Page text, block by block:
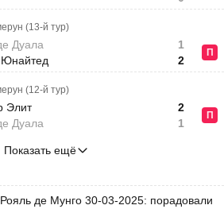
(13-й тур)
Дуала
Юнайтед
1
2
П
(12-й тур)
Элит
Дуала
2
1
П
Показать ещё
де Мунго 30-03-2025: порадовали